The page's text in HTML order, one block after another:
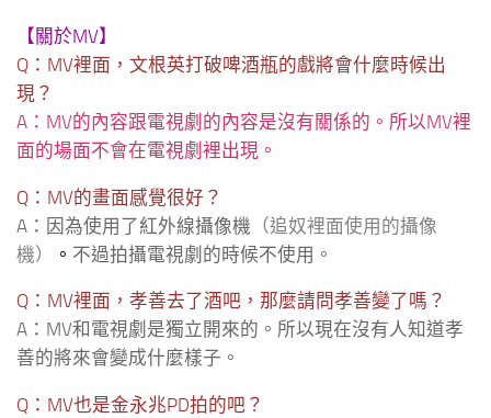
【關於MV】
Q：MV裡面，文根英打破啤酒瓶的戲將會什麼時候出
現？
A：MV的內容跟電視劇的內容是沒有關係的。所以MV裡
面的場面不會在電視劇裡出現。
Q：MV的畫面感覺很好？
A：因為使用了紅外線攝像機 （追奴裡面使用的攝像
機）
。 不過拍攝電視劇的時候不使用。
Q：MV裡面，孝善去了酒吧，那麼請問孝善變了嗎？
A：MV和電視劇是獨立開來的。所以現在沒有人知道孝
善的將來會變成什麼樣子。
Q：MV也是金永兆PD拍的吧？